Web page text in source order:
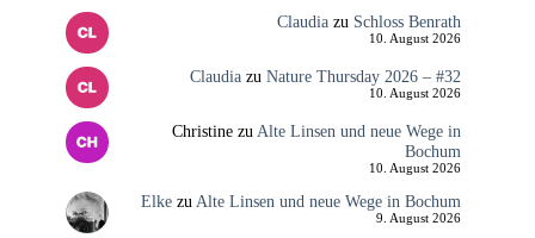
Claudiazu Schloss Benrath
10. August 2026
Claudiazu Nature Thursday 2026 – #32
10. August 2026
Christinezu Alte Linsen und neue Wege in
Bochum
10. August 2026
Elkezu Alte Linsen und neue Wege in Bochum
9. August 2026